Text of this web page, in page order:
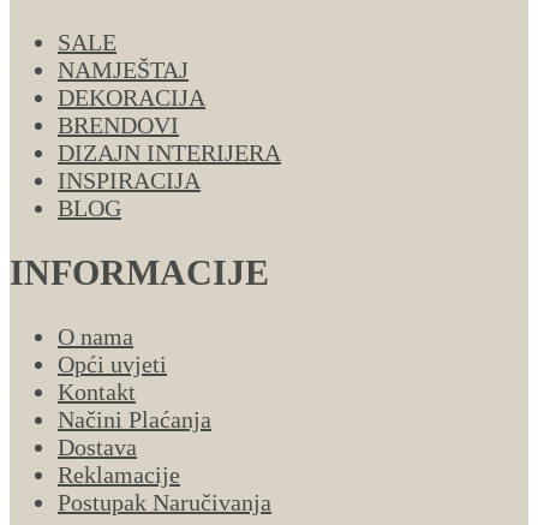
SALE
NAMJEŠTAJ
DEKORACIJA
BRENDOVI
DIZAJN INTERIJERA
INSPIRACIJA
BLOG
INFORMACIJE
O nama
Opći uvjeti
Kontakt
Načini Plaćanja
Dostava
Reklamacije
Postupak Naručivanja